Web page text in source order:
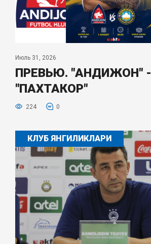
Июль 31, 2026
ПРЕВЬЮ. "АНДИЖОН" -
"ПАХТАКОР"
224 0
КЛУБ ЯНГИЛИКЛАРИ